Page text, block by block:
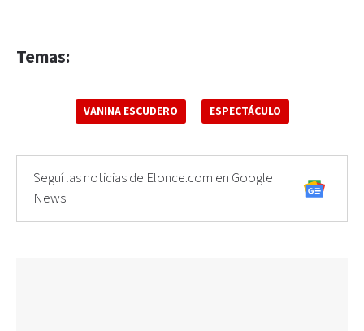
Temas:
VANINA ESCUDERO ESPECTÁCULO
Seguí las noticias de Elonce.com en Google
News